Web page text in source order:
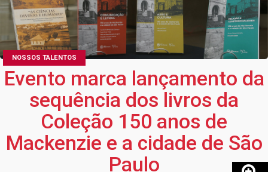
NOSSOS TALENTOS
Evento marca lançamento da
sequência dos livros da
Coleção 150 anos de
Mackenzie e a cidade de São
Paulo